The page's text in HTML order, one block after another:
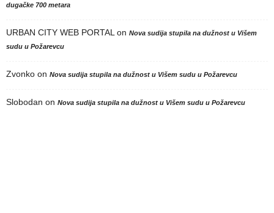
dugačke 700 metara
URBAN CITY WEB PORTAL on Nova sudija stupila na dužnost u Višem
sudu u Požarevcu
Zvonko on Nova sudija stupila na dužnost u Višem sudu u Požarevcu
Slobodan on Nova sudija stupila na dužnost u Višem sudu u Požarevcu